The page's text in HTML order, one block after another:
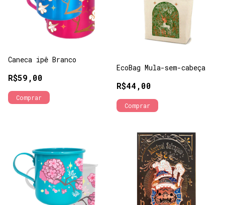
Caneca ipê Branco
R$59,00
Comprar
EcoBag Mula-sem-cabeça
R$44,00